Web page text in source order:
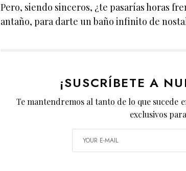
Pero, siendo sinceros, ¿te pasarías horas
antaño, para darte un baño infinito de
¡SUSCRÍBETE A
Te mantendremos al tanto de lo que sucede
exclusivos